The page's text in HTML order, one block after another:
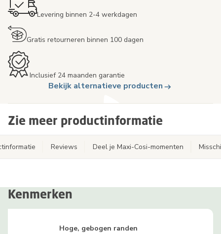
Levering binnen 2-4 werkdagen
Gratis retourneren binnen 100 dagen
Inclusief 24 maanden garantie
Bekijk alternatieve producten
Zie meer productinformatie
Reviews Deel je Maxi-Cosi-momenten
Kenmerken
Hoge, gebogen randen